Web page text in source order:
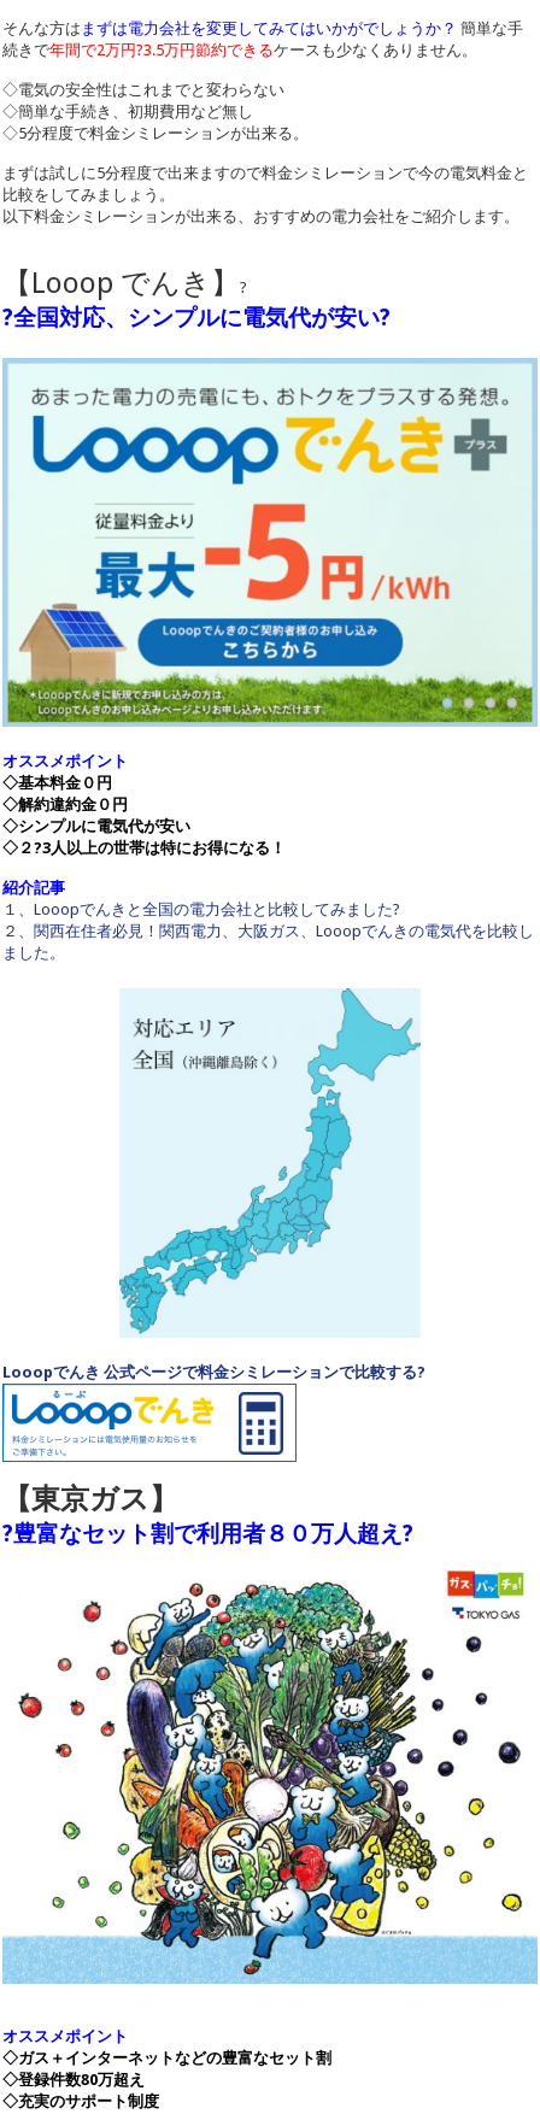
そんな方は まずは電力会社を変更してみてはいかがでしょうか？ 簡単な手
続きで年間で2万円?3.5万円節約できるケースも少なくありません。
◇電気の安全性はこれまでと変わらない
◇簡単な手続き、初期費用など無し
◇5分程度で料金シミレーションが出来る。
まずは試しに5分程度で出来ますので料金シミレーションで今の電気料金と
比較をしてみましょう。
以下料金シミレーションが出来る、おすすめの電力会社をご紹介します。
【Looop でんき】?
?全国対応、シンプルに電気代が安い?
オススメポイント
◇基本料金０円
◇解約違約金０円
◇シンプルに電気代が安い
◇２?3人以上の世帯は特にお得になる！
紹介記事
１、Looopでんきと全国の電力会社と比較してみました?
２、 関西在住者必見！関西電力、大阪ガス、Looopでんきの電気代を比較し
ました。
Looopでんき 公式ページで料金シミレーションで比較する?
【東京ガス】
?豊富なセット割で利用者８０万人超え?
オススメポイント
◇ガス＋インターネットなどの豊富なセット割
◇登録件数80万超え
◇充実のサポート制度